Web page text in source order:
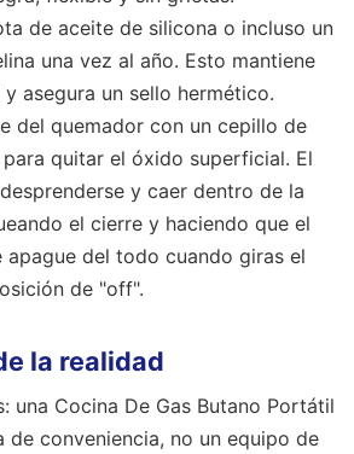
de aceite de silicona o incluso un
una vez al año. Esto mantiene
asegura un sello hermético.
del quemador con un cepillo de
quitar el óxido superficial. El
y caer dentro de la
el cierre y haciendo que el
apague del todo cuando giras el
de "off".
la realidad
una Cocina De Gas Butano Portátil
de conveniencia, no un equipo de